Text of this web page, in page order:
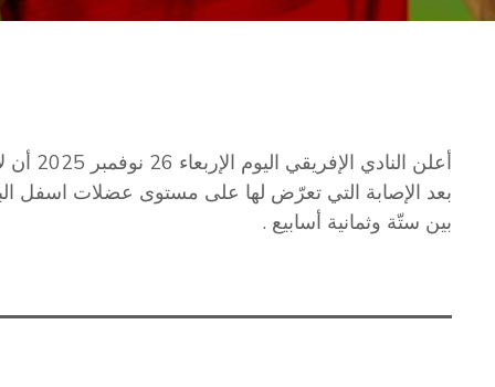
أعلن
بعد الإصابة التي تعرّض لها على مستوى عضلات اسفل
بين ستّة وثمانية أسابيع .